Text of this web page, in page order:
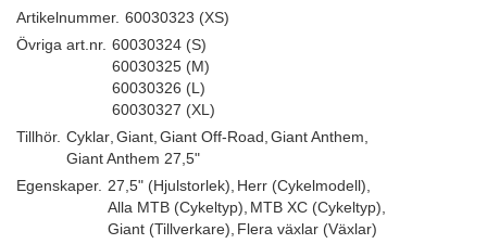
Artikelnummer. 60030323 (XS)
Övriga art.nr. 60030324 (S)
60030325 (M)
60030326 (L)
60030327 (XL)
Tillhör. Cyklar Giant Giant Off-Road Giant Anthem
Giant Anthem 27,5"
Egenskaper. 27,5" (Hjulstorlek) Herr (Cykelmodell)
Alla MTB (Cykeltyp) MTB XC (Cykeltyp)
Giant (Tillverkare) Flera växlar (Växlar)